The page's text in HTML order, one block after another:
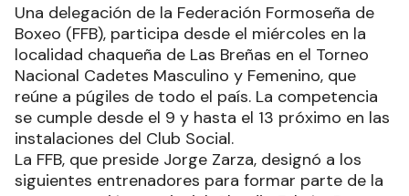
Una delegación de la Federación Formoseña de
Boxeo (FFB), participa desde el miércoles en la
localidad chaqueña de Las Breñas en el Torneo
Nacional Cadetes Masculino y Femenino, que
reúne a púgiles de todo el país. La competencia
se cumple desde el 9 y hasta el 13 próximo en las
instalaciones del Club Social.
La FFB, que preside Jorge Zarza, designó a los
siguientes entrenadores para formar parte de la